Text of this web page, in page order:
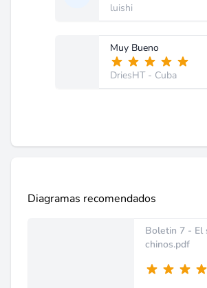
luishi
Muy Bueno
DriesHT - Cuba
Diagramas recomendados
Boletin 7 - El
chinos.pdf